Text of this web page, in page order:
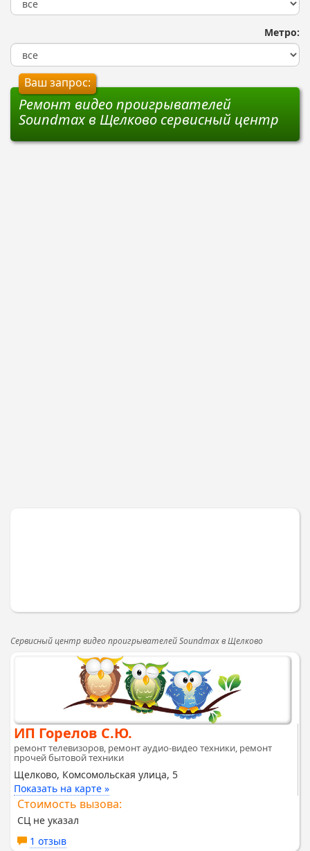
Метро:
Ваш запрос:
Ремонт видео проигрывателей
Soundmax в Щелково сервисный центр
Сервисный центр видео проигрывателей Soundmax в Щелково
ИП Горелов С.Ю.
ремонт телевизоров, ремонт аудио-видео техники, ремонт
прочей бытовой техники
Щелково, Комсомольская улица, 5
Показать на карте »
Стоимость вызова:
СЦ не указал
1 отзыв